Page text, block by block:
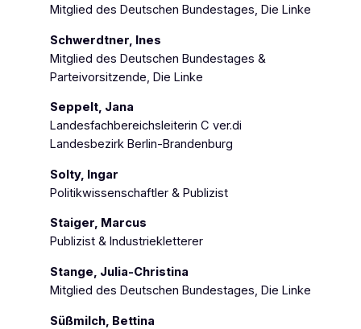
Mitglied des Deutschen Bundestages, Die Linke
Schwerdtner, Ines
Mitglied des Deutschen Bundestages &
Parteivorsitzende, Die Linke
Seppelt, Jana
Landesfachbereichsleiterin C ver.di
Landesbezirk Berlin-Brandenburg
Solty, Ingar
Politikwissenschaftler & Publizist
Staiger, Marcus
Publizist & Industriekletterer
Stange, Julia-Christina
Mitglied des Deutschen Bundestages, Die Linke
Süßmilch, Bettina